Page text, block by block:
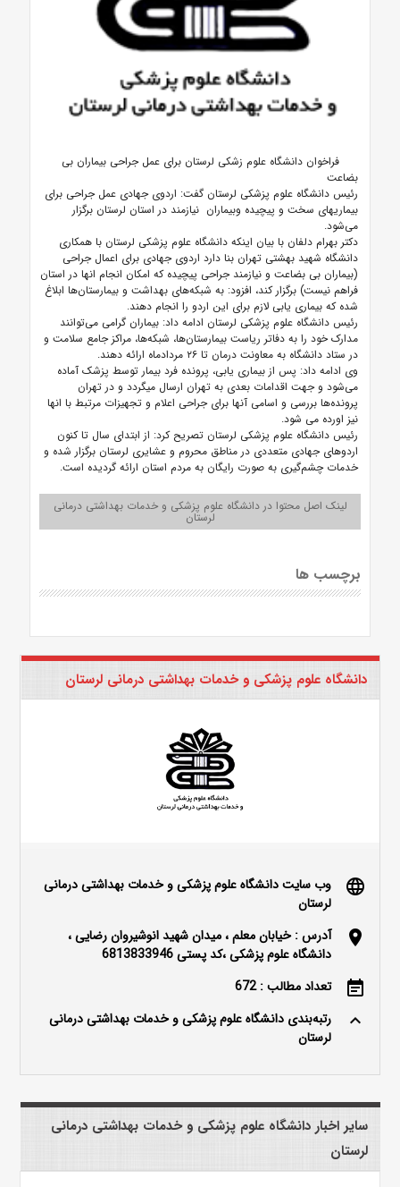
فراخوان دانشگاه علوم زشکی لرستان برای عمل‌ جراحی بیماران بی
بضاعت
رئیس دانشگاه علوم پزشکی لرستان گفت: اردوی جهادی عمل جراحی برای
بیماریهای سخت و پیچیده وبیماران نیازمند در استان لرستان برگزار
می‌شود.
دکتر بهرام دلفان با بیان اینکه دانشگاه علوم پزشکی لرستان با همکاری
دانشگاه شهید بهشتی تهران بنا دارد اردوی جهادی برای اعمال جراحی
(بیماران بی بضاعت و نیازمند جراحی پیچیده که امکان انجام انها در استان
فراهم نیست) برگزار کند، افزود: به شبکه‌های بهداشت و بیمارستان‌ها ابلاغ
شده که بیماری یابی لازم برای این اردو را انجام دهند.
رئیس دانشگاه علوم پزشکی لرستان ادامه داد: بیماران گرامی می‌توانند
مدارک خود را به دفاتر ریاست بیمارستان‌ها، شبکه‌ها، مراکز جامع سلامت و
در ستاد دانشگاه به معاونت درمان تا ۲۶ مردادماه ارائه دهند.
وی ادامه داد: پس از بیماری یابی، پرونده فرد بیمار توسط پزشک آماده
می‌شود و جهت اقدامات بعدی به تهران ارسال میگردد و در تهران
پروند‌ه‌ها بررسی و اسامی آنها برای جراحی اعلام و تجهیزات مرتبط با انها
نیز اورده می شود.
رئیس دانشگاه علوم پزشکی لرستان تصریح کرد: از ابتدای سال تا کنون
اردوهای جهادی متعددی در مناطق محروم و عشایری لرستان برگزار شده و
خدمات چشم‌گیری به صورت رایگان به مردم استان ارائه گردیده است.
لینک اصل محتوا در دانشگاه علوم پزشکی و خدمات بهداشتی درمانی
لرستان
برچسب ها
دانشگاه علوم پزشکی و خدمات بهداشتی درمانی لرستان
language
وب سایت دانشگاه علوم پزشکی و خدمات بهداشتی درمانی
لرستان
location_on
آدرس : خیابان معلم ، میدان شهید انوشیروان رضایی ،
دانشگاه علوم پزشکی ،کد پستی 6813833946
event_note تعداد مطالب : 672
keyboard_arrow_up
رتبه‌بندی دانشگاه علوم پزشکی و خدمات بهداشتی درمانی
لرستان
سایر اخبار دانشگاه علوم پزشکی و خدمات بهداشتی درمانی
لرستان